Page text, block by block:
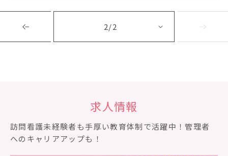
2/2
求人情報
訪問看護未経験者も⼿厚い教育体制で活躍中！管理者
へのキャリアアップも！